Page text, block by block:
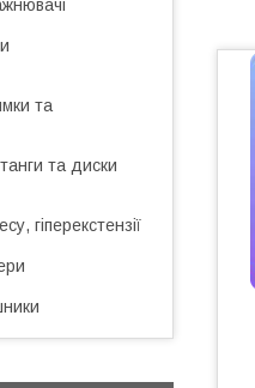
та
та диски
гіперекстензії